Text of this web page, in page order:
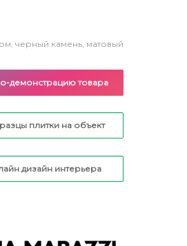
черный камень, матовый
демонстрацию товара
плитки на объект
дизайн интерьера